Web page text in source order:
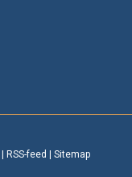
RSS-feed Sitemap